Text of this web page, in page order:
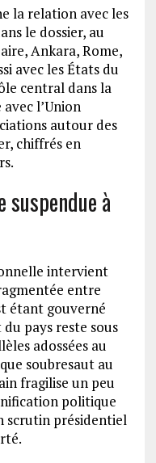
la relation avec les
le dossier, au
Ankara, Rome,
avec les États du
central dans la
l’Union
autour des
chiffrés en
à
intervient
entre
étant gouverné
pays reste sous
adossées au
soubresaut au
fragilise un peu
politique
scrutin présidentiel